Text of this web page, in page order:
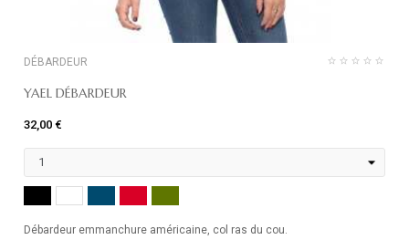
DÉBARDEUR
YAEL DÉBARDEUR
32,00 €
Débardeur emmanchure américaine, col ras du cou.